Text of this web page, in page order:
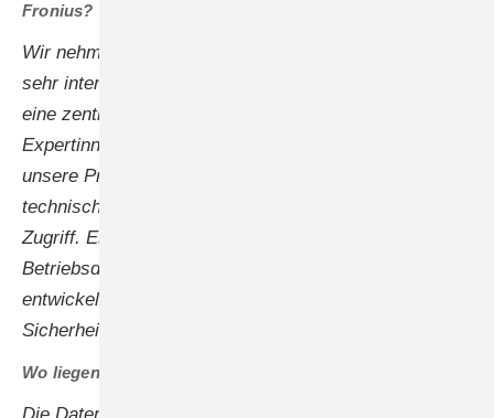
Fronius?
Wir nehmen dieses Thema sehr ernst und arbeiten
sehr intensiv daran, denn den Wechselrichtern kommt
eine zentrale Bedeutung zu. Wir beschäftigen
Expertinnen und Experten, die Vollzeit daran arbeiten,
unsere Produkte sicher zu halten. Es geht um die
technische Sicherung der Anlagen gegen unbefugten
Zugriff. Es geht aber auch um die Sicherheit der
Betriebsdaten. Die Systeme werden in Europa
entwickelt und erfüllen strengste
Sicherheitsanforderungen.
Wo liegen die Betriebsdaten der Wechselrichter?